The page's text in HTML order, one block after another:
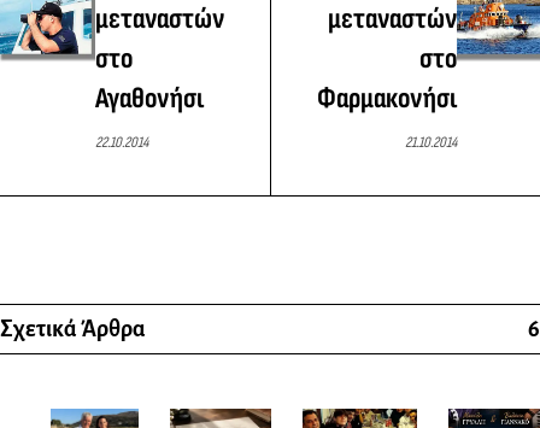
μεταναστών
στο
Αγαθονήσι
22.10.2014
μεταναστών
στο
Φαρμακονήσι
21.10.2014
Σχετικά Άρθρα 6